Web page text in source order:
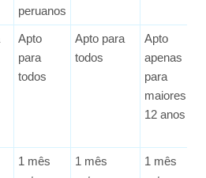
peruanos
Apto
para
todos
Apto para
todos
Apto
apenas
para
maiores de
12 anos
1 mês
1 mês
1 mês